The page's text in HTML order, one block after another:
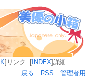
] リンク [ INDEX]詳細
戻る
RSS 管理者用